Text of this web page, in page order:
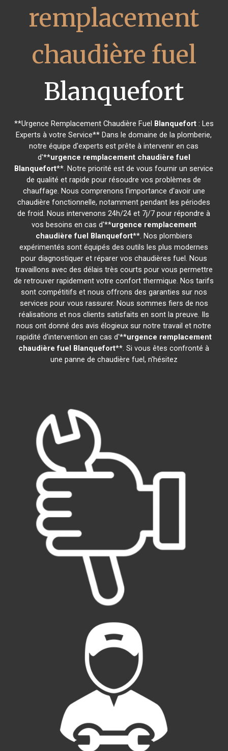
remplacement
chaudière fuel
Blanquefort
**Urgence Remplacement Chaudière Fuel Blanquefort: Les
Experts à votre Service** Dans le domaine de la plomberie,
notre équipe d'experts est prête à intervenir en cas
d'**urgence remplacement chaudière fuel
Blanquefort**. Notre priorité est de vous fournir un service
de qualité et rapide pour résoudre vos problèmes de
chauffage. Nous comprenons l'importance d'avoir une
chaudière fonctionnelle, notamment pendant les périodes
de froid. Nous intervenons 24h/24 et 7j/7 pour répondre à
vos besoins en cas d'**urgence remplacement
chaudière fuel Blanquefort**. Nos plombiers
expérimentés sont équipés des outils les plus modernes
pour diagnostiquer et réparer vos chaudières fuel. Nous
travaillons avec des délais très courts pour vous permettre
de retrouver rapidement votre confort thermique. Nos tarifs
sont compétitifs et nous offrons des garanties sur nos
services pour vous rassurer. Nous sommes fiers de nos
réalisations et nos clients satisfaits en sont la preuve. Ils
nous ont donné des avis élogieux sur notre travail et notre
rapidité d'intervention en cas d'**urgence remplacement
chaudière fuel Blanquefort**. Si vous êtes confronté à
une panne de chaudière fuel, n'hésitez